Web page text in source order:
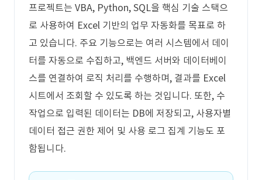
프로젝트는 VBA, Python, SQL을 핵심 기술 스택으
로 사용하여 Excel 기반의 업무 자동화를 목표로 하
고 있습니다. 주요 기능으로는 여러 시스템에서 데이
터를 자동으로 수집하고, 백엔드 서버와 데이터베이
스를 연결하여 로직 처리를 수행하며, 결과를 Excel
시트에서 조회할 수 있도록 하는 것입니다. 또한, 수
작업으로 입력된 데이터는 DB에 저장되고, 사용자별
데이터 접근 권한 제어 및 사용 로그 집계 기능도 포
함됩니다.